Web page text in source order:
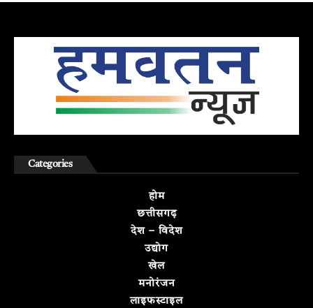
Categories
होम
छत्तीसगढ़
देश – विदेश
उद्योग
खेल
मनोरंजन
लाइफस्टाइल